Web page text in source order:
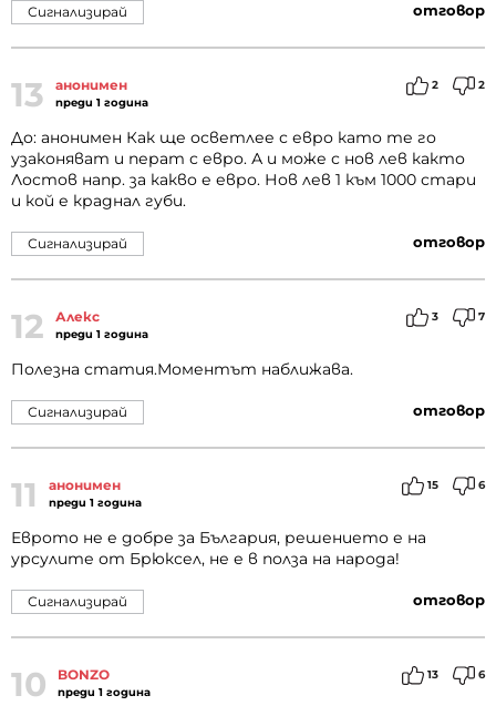
отговор
Сигнализирай
13 анонимен
преди 1 година
2 2
До: анонимен Как ще осветлее с евро като те го
узаконяват и перат с евро. А и може с нов лев както
Лостов напр. за какво е евро. Нов лев 1 към 1000 стари
и кой е краднал губи.
отговор
Сигнализирай
12 Алекс
преди 1 година
3 7
Полезна статия.Моментът наближава.
отговор
Сигнализирай
11 анонимен
преди 1 година
15 6
Еврото не е добре за България, решението е на
урсулите от Брюксел, не е в полза на народа!
отговор
Сигнализирай
10 BONZO
преди 1 година
13 6